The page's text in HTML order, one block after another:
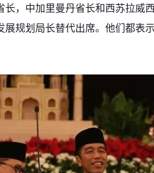
，中加里曼丹省长和西苏拉威
展规划局长替代出席。他们都表